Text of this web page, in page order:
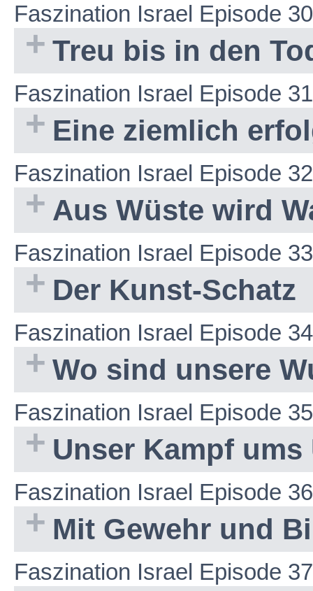
Faszination Israel Episode 30
Treu bis in den
Faszination Israel Episode 31
Eine ziemlich
Faszination Israel Episode 32
Aus Wüste wird
Faszination Israel Episode 33
Der Kunst-Schatz
Faszination Israel Episode 34
Wo sind unsere
Faszination Israel Episode 35
Unser Kampf ums
Faszination Israel Episode 36
Mit Gewehr und
Faszination Israel Episode 37